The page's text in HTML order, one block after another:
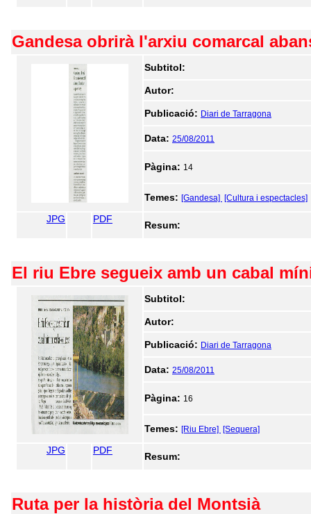
Gandesa obrirà l'arxiu comarcal
Subtitol:
Autor:
Publicació: Diari de Tarragona
Data: 25/08/2011
Pàgina: 14
Temes: [Gandesa] [Cultura i espectacles]
JPG PDF
Resum:
El riu Ebre segueix amb un cabal
Subtitol:
Autor:
Publicació: Diari de Tarragona
Data: 25/08/2011
Pàgina: 16
Temes: [Riu Ebre] [Sequera]
JPG PDF
Resum:
Ruta per la història del Montsià